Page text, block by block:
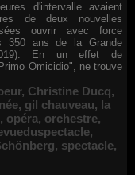
d'intervalle avaient
de deux nouvelles
ouvrir avec force
350 ans de la Grande
En un effet de
Omicidio", ne trouve
, Christine Ducq,
, gil chauveau, la
, opéra, orchestre,
,
, spectacle,